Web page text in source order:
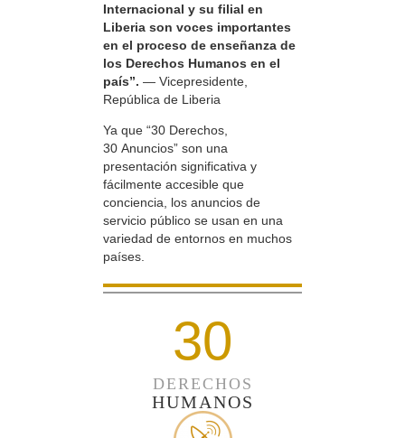
Internacional y su filial en
Liberia son voces importantes
en el proceso de enseñanza de
los Derechos Humanos en el
país”. — Vicepresidente,
República de Liberia
Ya que “30 Derechos,
30 Anuncios” son una
presentación significativa y
fácilmente accesible que
conciencia, los anuncios de
servicio público se usan en una
variedad de entornos en muchos
países.
30
DERECHOS
HUMANOS